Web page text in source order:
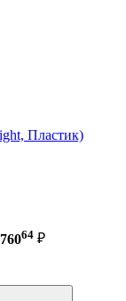
Пластик)
64 ₽